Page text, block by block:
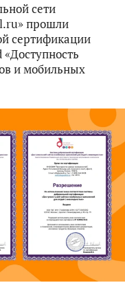
сети
прошли
сертификации
и мобильных